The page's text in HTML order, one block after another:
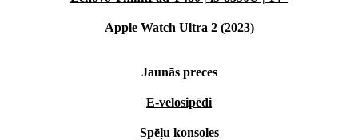
Apple Watch Ultra 2 (2023)
Jaunās preces
E-velosipēdi
Spēļu konsoles